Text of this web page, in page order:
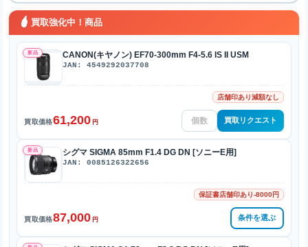
買取強化中！商品
新品 CANON(キヤノン) EF70-300mm F4-5.6 IS II USM
JAN: 4549292037708
店舗印あり減額なし
買取価格61,200 円 買取リクエスト
新品 シグマ SIGMA 85mm F1.4 DG DN [ソニーE用]
JAN: 0085126322656
保証書店舗印あり-8000円
買取価格87,000 円 条件を選ぶ